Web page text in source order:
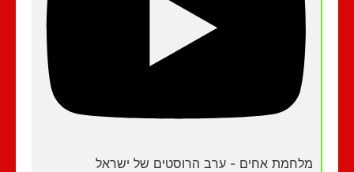
מלחמת אחים - ערב הרוסטים של ישראל